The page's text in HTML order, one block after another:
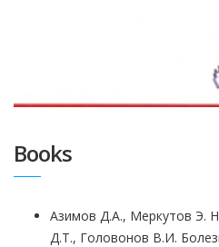
Books
Азимов Д.А., Меркутов Э.
Д.Т., Головонов В.И.